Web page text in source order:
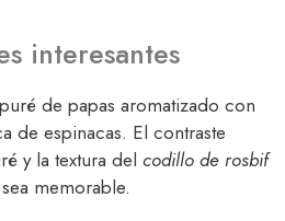
interesantes
de papas aromatizado con
de espinacas. El contraste
y la textura del codillo de rosbif
memorable.